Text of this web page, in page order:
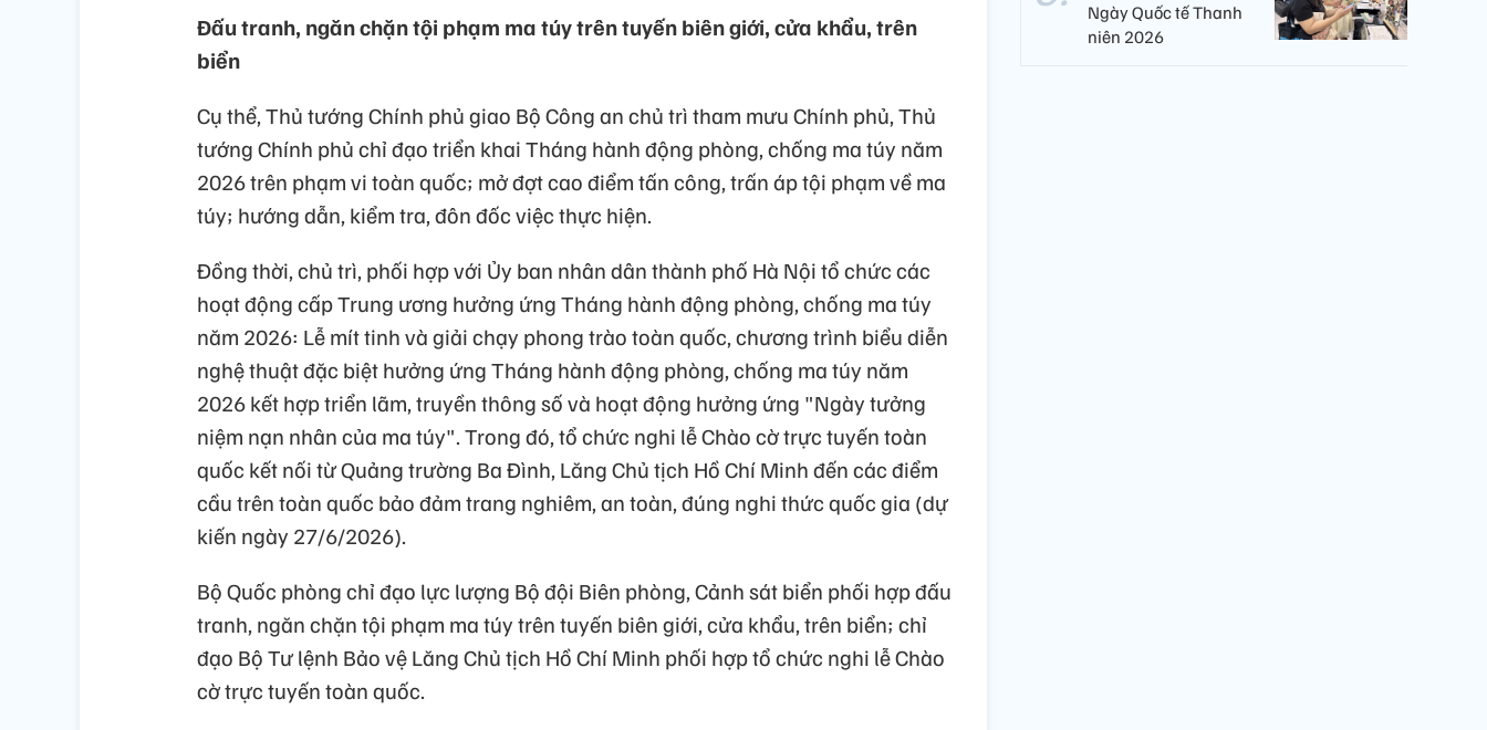
Đấu tranh, ngăn chặn tội phạm ma túy trên tuyến biên giới, cửa khẩu, trên
biển
Cụ thể, Thủ tướng Chính phủ giao Bộ Công an chủ trì tham mưu Chính phủ, Thủ
tướng Chính phủ chỉ đạo triển khai Tháng hành động phòng, chống ma túy năm
2026 trên phạm vi toàn quốc; mở đợt cao điểm tấn công, trấn áp tội phạm về ma
túy; hướng dẫn, kiểm tra, đôn đốc việc thực hiện.
Đồng thời, chủ trì, phối hợp với Ủy ban nhân dân thành phố Hà Nội tổ chức các
hoạt động cấp Trung ương hưởng ứng Tháng hành động phòng, chống ma túy
năm 2026: Lễ mít tinh và giải chạy phong trào toàn quốc, chương trình biểu diễn
nghệ thuật đặc biệt hưởng ứng Tháng hành động phòng, chống ma túy năm
2026 kết hợp triển lãm, truyền thông số và hoạt động hưởng ứng "Ngày tưởng
niệm nạn nhân của ma túy". Trong đó, tổ chức nghi lễ Chào cờ trực tuyến toàn
quốc kết nối từ Quảng trường Ba Đình, Lăng Chủ tịch Hồ Chí Minh đến các điểm
cầu trên toàn quốc bảo đảm trang nghiêm, an toàn, đúng nghi thức quốc gia (dự
kiến ngày 27/6/2026).
Bộ Quốc phòng chỉ đạo lực lượng Bộ đội Biên phòng, Cảnh sát biển phối hợp đấu
tranh, ngăn chặn tội phạm ma túy trên tuyến biên giới, cửa khẩu, trên biển; chỉ
đạo Bộ Tư lệnh Bảo vệ Lăng Chủ tịch Hồ Chí Minh phối hợp tổ chức nghi lễ Chào
cờ trực tuyến toàn quốc.
Ngày Quốc tế Thanh
niên 2026